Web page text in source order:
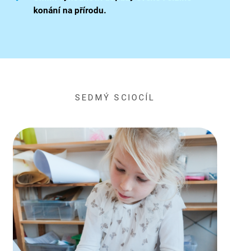
konání na přírodu.
SEDMÝ SCIOCÍL